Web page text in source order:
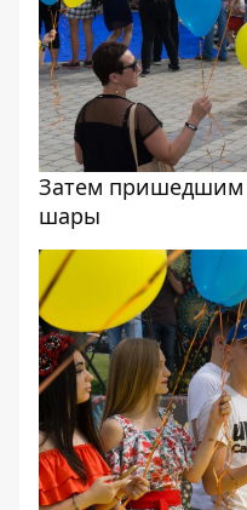
Затем пришедшим
шары